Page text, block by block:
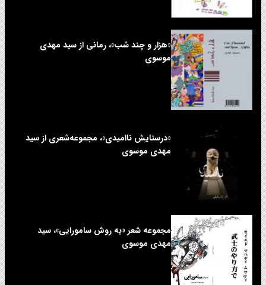
«هزار و چند شب»، رمانی از سید مهدی
موسوی
«درستایش ناامیدی»، مجموعه‌شعری از سید
مهدی موسوی
مجموعه شعر «به روش سامورایی»، سید
مهدی موسوی